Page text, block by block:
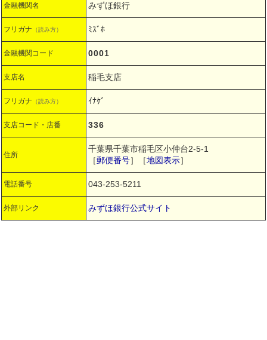
金融機関名 みずほ銀行
フリガナ （読み方） ﾐｽﾞﾎ
金融機関コード 0001
支店名 稲毛支店
フリガナ （読み方） ｲﾅｹﾞ
支店コード・店番 336
住所
千葉県千葉市稲毛区小仲台2-5-1
［郵便番号］［地図表示］
電話番号 043-253-5211
外部リンク みずほ銀行公式サイト